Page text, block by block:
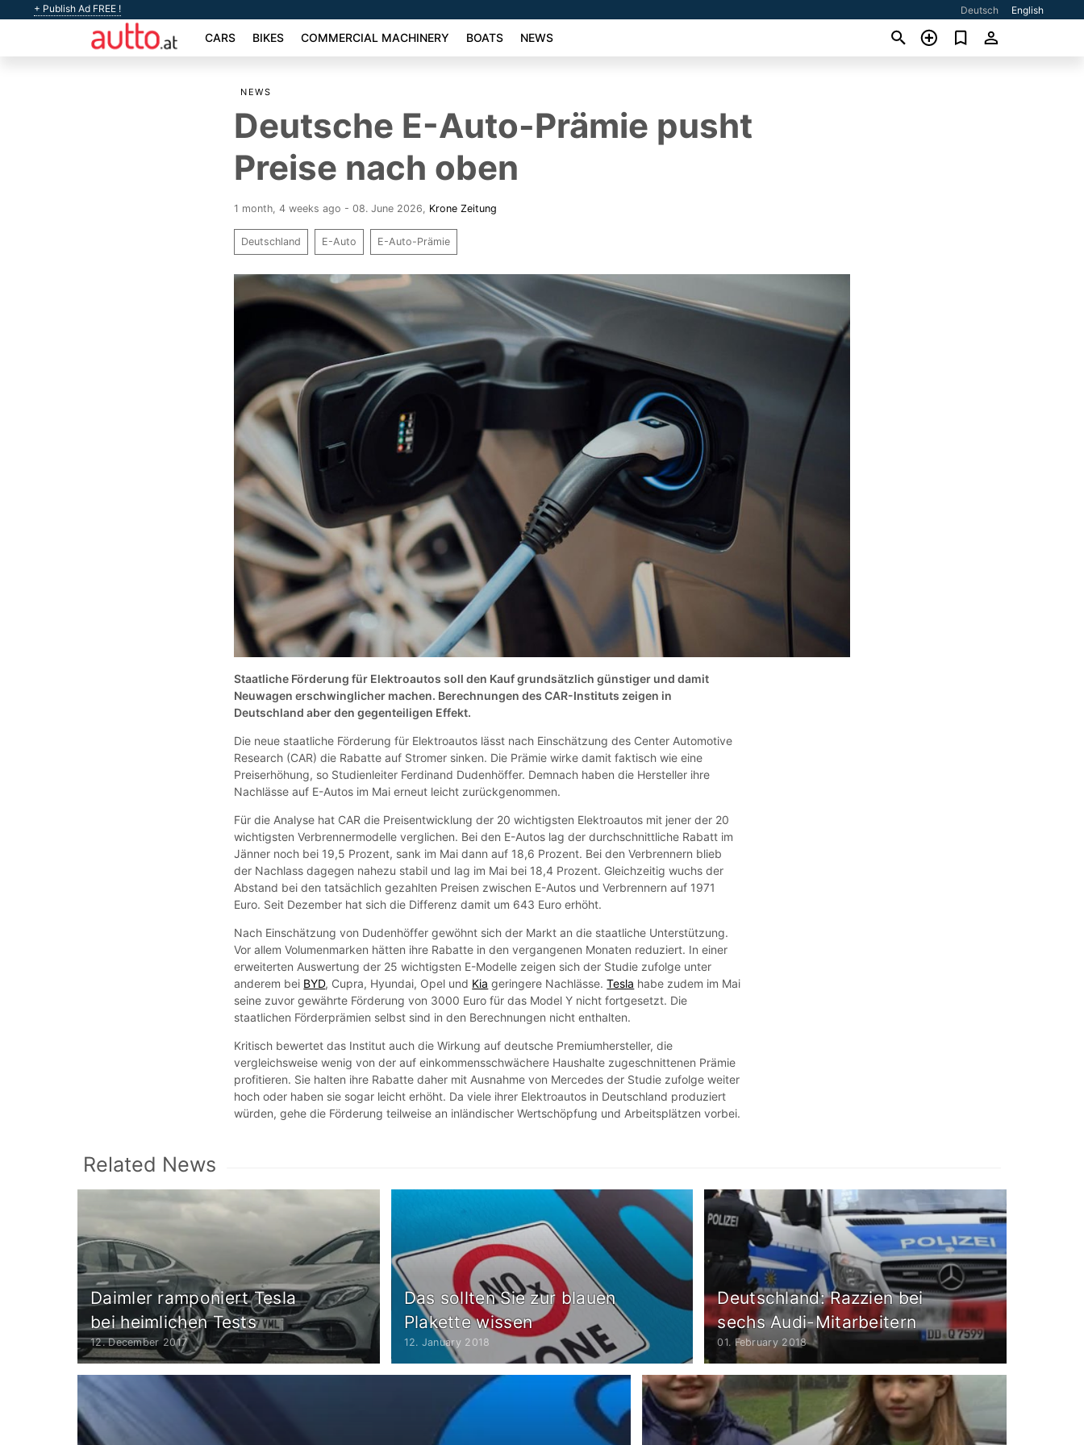
+ Publish Ad FREE ! Deutsch English
CARS BIKES COMMERCIAL MACHINERY BOATS NEWS
NEWS
Deutsche E-Auto-Prämie pusht
Preise nach oben
1 month, 4 weeks ago - 08. June 2026 Krone Zeitung
Deutschland E-Auto E-Auto-Prämie
Staatliche Förderung für Elektroautos soll den Kauf grundsätzlich günstiger und damit
Neuwagen erschwinglicher machen. Berechnungen des CAR-Instituts zeigen in
Deutschland aber den gegenteiligen Effekt.
Die neue staatliche Förderung für Elektroautos lässt nach Einschätzung des Center Automotive
Research (CAR) die Rabatte auf Stromer sinken. Die Prämie wirke damit faktisch wie eine
Preiserhöhung, so Studienleiter Ferdinand Dudenhöffer. Demnach haben die Hersteller ihre
Nachlässe auf E-Autos im Mai erneut leicht zurückgenommen.
Für die Analyse hat CAR die Preisentwicklung der 20 wichtigsten Elektroautos mit jener der 20
wichtigsten Verbrennermodelle verglichen. Bei den E-Autos lag der durchschnittliche Rabatt im
Jänner noch bei 19,5 Prozent, sank im Mai dann auf 18,6 Prozent. Bei den Verbrennern blieb
der Nachlass dagegen nahezu stabil und lag im Mai bei 18,4 Prozent. Gleichzeitig wuchs der
Abstand bei den tatsächlich gezahlten Preisen zwischen E-Autos und Verbrennern auf 1971
Euro. Seit Dezember hat sich die Differenz damit um 643 Euro erhöht.
Nach Einschätzung von Dudenhöffer gewöhnt sich der Markt an die staatliche Unterstützung.
Vor allem Volumenmarken hätten ihre Rabatte in den vergangenen Monaten reduziert. In einer
erweiterten Auswertung der 25 wichtigsten E-Modelle zeigen sich der Studie zufolge unter
anderem bei BYD, Cupra, Hyundai, Opel und Kia geringere Nachlässe.Tesla habe zudem im Mai
seine zuvor gewährte Förderung von 3000 Euro für das Model Y nicht fortgesetzt. Die
staatlichen Förderprämien selbst sind in den Berechnungen nicht enthalten.
Kritisch bewertet das Institut auch die Wirkung auf deutsche Premiumhersteller, die
vergleichsweise wenig von der auf einkommensschwächere Haushalte zugeschnittenen Prämie
profitieren. Sie halten ihre Rabatte daher mit Ausnahme von Mercedes der Studie zufolge weiter
hoch oder haben sie sogar leicht erhöht. Da viele ihrer Elektroautos in Deutschland produziert
würden, gehe die Förderung teilweise an inländischer Wertschöpfung und Arbeitsplätzen vorbei.
Related News
Daimler ramponiert Tesla
bei heimlichen Tests
12. December 2017
Das sollten Sie zur blauen
Plakette wissen
12. January 2018
Deutschland: Razzien bei
sechs Audi-Mitarbeitern
01. February 2018